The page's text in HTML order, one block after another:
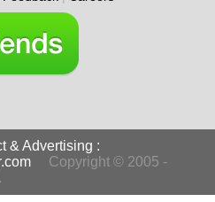
& Advertising :
Copyright © 2005 -